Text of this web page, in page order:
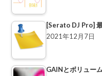
[Serato DJ Pro]
2021年12月7日
GAINとボリュー